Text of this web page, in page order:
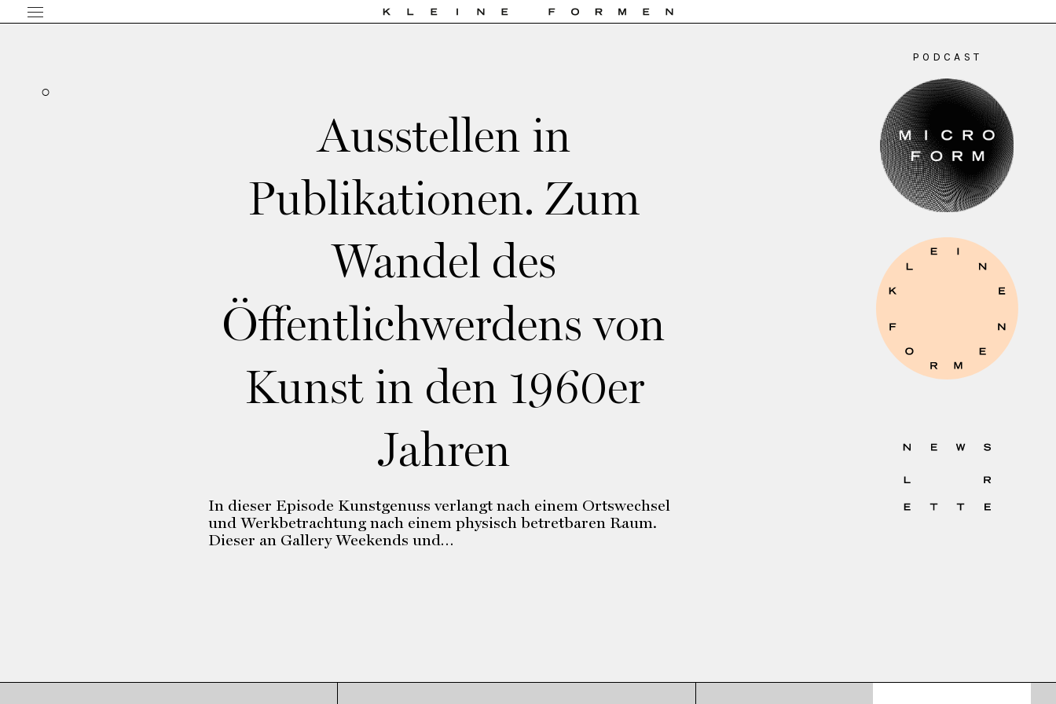
Ausstellen in
Publikationen. Zum
Wandel des
Öffentlichwerdens von
Kunst in den 1960er
Jahren
In dieser Episode Kunstgenuss verlangt nach einem Ortswechsel
und Werkbetrachtung nach einem physisch betretbaren Raum.
Dieser an Gallery Weekends und…
PODCAST